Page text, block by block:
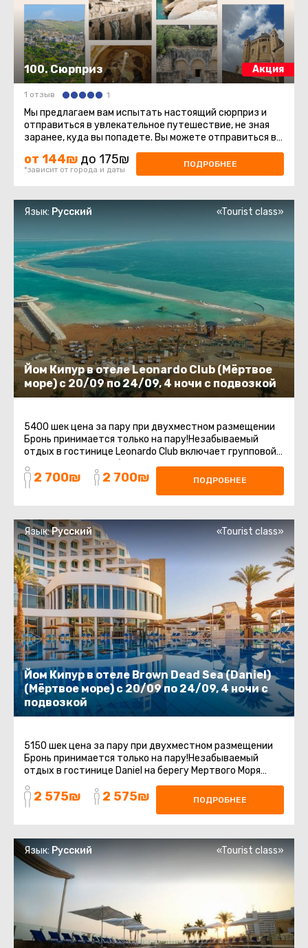
100. Сюрприз Акция
1 отзыв 1
Мы предлагаем вам испытать настоящий сюрприз и
отправиться в увлекательное путешествие, не зная
заранее, куда вы попадете. Вы можете отправиться в
от 144₪ до 175₪
*зависит от города и даты
ПОДРОБНЕЕ
Йом Кипур в отеле Leonardo Club (Мёртвое
море) с 20/09 по 24/09, 4 ночи с подвозкой
Язык: Русский «Tourist class»
5400 шек цена за пару при двухместном размещении
Бронь принимается только на пару!Незабываемый
отдых в гостинице Leonardo Club включает групповой
трансфер с точки сбора до ...
2 700₪ 2 700₪ ПОДРОБНЕЕ
Йом Кипур в отеле Brown Dead Sea (Daniel)
(Мёртвое море) с 20/09 по 24/09, 4 ночи с
подвозкой
Язык:Русский «Tourist class»
5150 шек цена за пару при двухместном размещении
Бронь принимается только на пару!Незабываемый
отдых в гостинице Daniel на берегу Мертвого Моря
включает групповой трансфер ...
2 575₪ 2 575₪ ПОДРОБНЕЕ
Язык: Русский «Tourist class»